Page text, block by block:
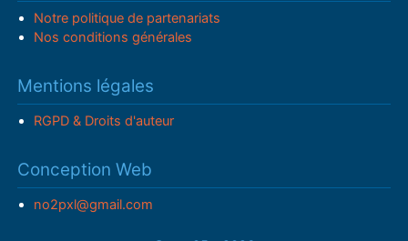
Notre politique de partenariats
Nos conditions générales
Mentions légales
RGPD & Droits d'auteur
Conception Web
no2pxl@gmail.com